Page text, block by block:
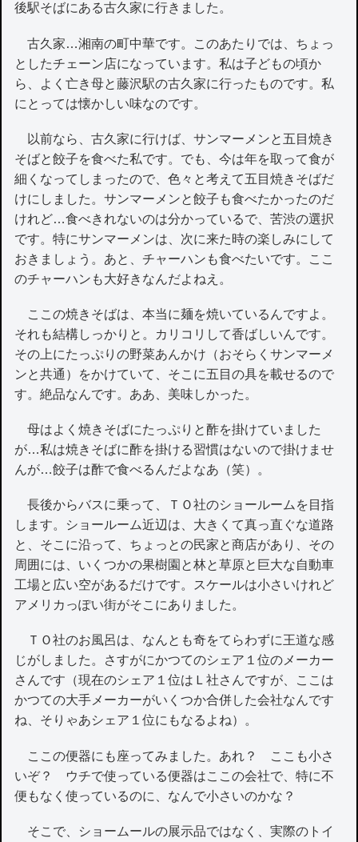
後駅そばにある古久家に行きました。
古久家…湘南の町中華です。このあたりでは、ちょっ
としたチェーン店になっています。私は子どもの頃か
ら、よく亡き母と藤沢駅の古久家に行ったものです。私
にとっては懐かしい味なのです。
以前なら、古久家に行けば、サンマーメンと五目焼き
そばと餃子を食べた私です。でも、今は年を取って食が
細くなってしまったので、色々と考えて五目焼きそばだ
けにしました。サンマーメンと餃子も食べたかったのだ
けれど…食べきれないのは分かっているで、苦渋の選択
です。特にサンマーメンは、次に来た時の楽しみにして
おきましょう。あと、チャーハンも食べたいです。ここ
のチャーハンも大好きなんだよねえ。
ここの焼きそばは、本当に麺を焼いているんですよ。
それも結構しっかりと。カリコリして香ばしいんです。
その上にたっぷりの野菜あんかけ（おそらくサンマーメ
ンと共通）をかけていて、そこに五目の具を載せるので
す。絶品なんです。ああ、美味しかった。
母はよく焼きそばにたっぷりと酢を掛けていました
が…私は焼きそばに酢を掛ける習慣はないので掛けませ
んが…餃子は酢で食べるんだよなあ（笑）。
長後からバスに乗って、ＴＯ社のショールームを目指
します。ショールーム近辺は、大きくて真っ直ぐな道路
と、そこに沿って、ちょっとの民家と商店があり、その
周囲には、いくつかの果樹園と林と草原と巨大な自動車
工場と広い空があるだけです。スケールは小さいけれど
アメリカっぽい街がそこにありました。
ＴＯ社のお風呂は、なんとも奇をてらわずに王道な感
じがしました。さすがにかつてのシェア１位のメーカー
さんです（現在のシェア１位はＬ社さんですが、ここは
かつての大手メーカーがいくつか合併した会社なんです
ね、そりゃあシェア１位にもなるよね）。
ここの便器にも座ってみました。あれ？ ここも小さ
いぞ？ ウチで使っている便器はここの会社で、特に不
便もなく使っているのに、なんで小さいのかな？
そこで、ショームールの展示品ではなく、実際のトイ